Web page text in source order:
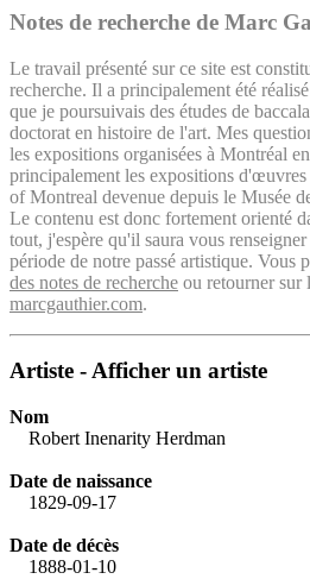
Notes de recherche de Marc
Le travail présenté sur ce site est
recherche. Il a principalement été
que je poursuivais des études de
doctorat en histoire de l'art. Mes
les expositions organisées à Montréal
principalement les expositions
of Montreal devenue depuis le Musée
Le contenu est donc fortement orienté
tout, j'espère qu'il saura vous renseigner
période de notre passé artistique. Vous
des notes de recherche ou retourner sur
marcgauthier.com.
Artiste - Afficher un artiste
Nom
Robert Inenarity Herdman
Date de naissance
1829-09-17
Date de décès
1888-01-10